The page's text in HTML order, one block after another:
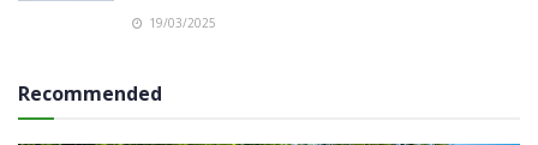
19/03/2025
Recommended